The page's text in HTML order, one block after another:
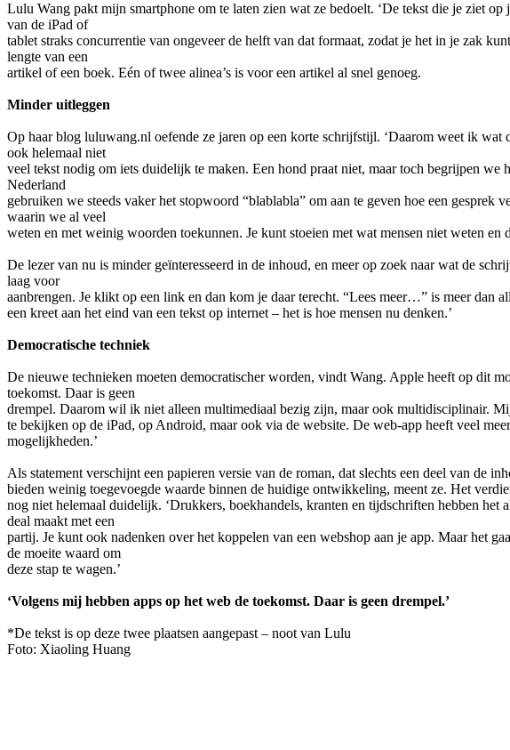
Lulu Wang pakt mijn smartphone om te laten zien wat ze bedoelt. ‘De tekst die je ziet
van de iPad of
tablet straks concurrentie van ongeveer de helft van dat formaat, zodat je het in je zak
lengte van een
artikel of een boek. Eén of twee alinea’s is voor een artikel al snel genoeg.
Minder uitleggen
Op haar blog luluwang.nl oefende ze jaren op een korte schrijfstijl. ‘Daarom weet ik
ook helemaal niet
veel tekst nodig om iets duidelijk te maken. Een hond praat niet, maar toch begrijpen
Nederland
gebruiken we steeds vaker het stopwoord “blablabla” om aan te geven hoe een
waarin we al veel
weten en met weinig woorden toekunnen. Je kunt stoeien met wat mensen niet weten en
De lezer van nu is minder geïnteresseerd in de inhoud, en meer op zoek naar wat de
laag voor
aanbrengen. Je klikt op een link en dan kom je daar terecht. “Lees meer…” is meer dan
een kreet aan het eind van een tekst op internet – het is hoe mensen nu denken.’
Democratische techniek
De nieuwe technieken moeten democratischer worden, vindt Wang. Apple heeft op dit
toekomst. Daar is geen
drempel. Daarom wil ik niet alleen multimediaal bezig zijn, maar ook multidisciplinair.
te bekijken op de iPad, op Android, maar ook via de website. De web-app heeft veel meer
mogelijkheden.’
Als statement verschijnt een papieren versie van de roman, dat slechts een deel van de
bieden weinig toegevoegde waarde binnen de huidige ontwikkeling, meent ze. Het
nog niet helemaal duidelijk. ‘Drukkers, boekhandels, kranten en tijdschriften hebben
deal maakt met een
partij. Je kunt ook nadenken over het koppelen van een webshop aan je app. Maar het
de moeite waard om
deze stap te wagen.’
‘Volgens mij hebben apps op het web de toekomst. Daar is geen drempel.’
*De tekst is op deze twee plaatsen aangepast – noot van Lulu
Foto: Xiaoling Huang